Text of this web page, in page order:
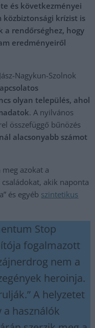
és következményei
közbiztonsági krízist is
rendőrséghez, hogy
eredményeiről
Nagykun-Szolnok
olyan település, ahol
. A nyilvános
összefüggő bűnözés
alacsonyabb számot
azokat a
akik naponta
és egyéb szintetikus
Stop
fogalmazott
nem a
heroinja.
A helyzetet
használók